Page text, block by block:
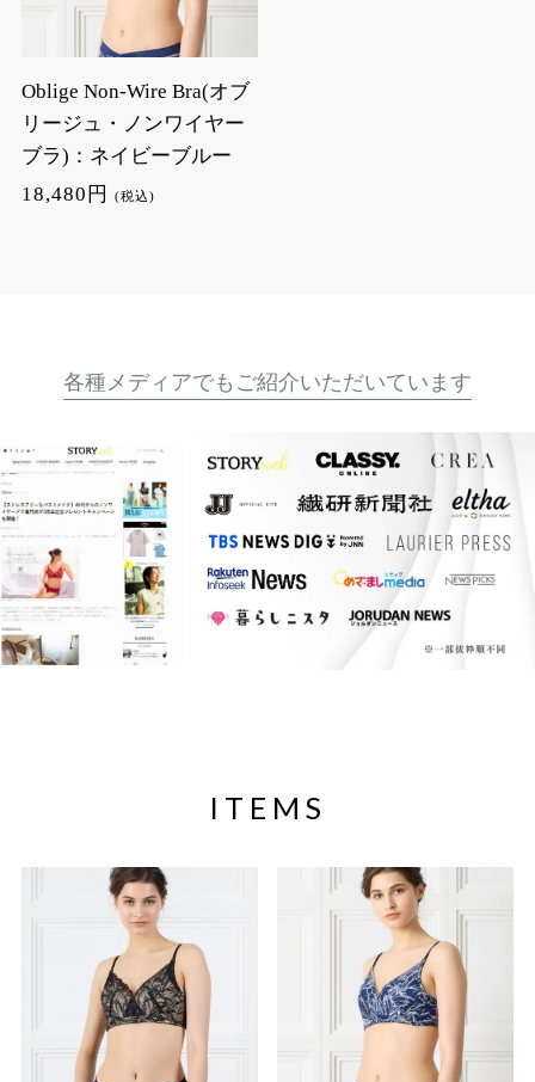
Oblige Non-Wire Bra(オブ
リージュ・ノンワイヤー
ブラ)：ネイビーブルー
18,480円
(税込)
各種メディアでもご紹介いただいています
ITEMS